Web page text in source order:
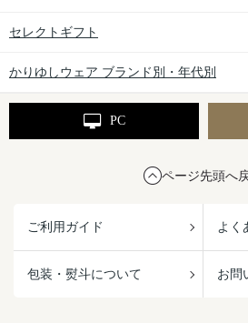
セレクトギフト
かりゆしウェア ブランド別・年代別
PC
ページ先頭へ
ご利用ガイド よく
包装・熨斗について お問